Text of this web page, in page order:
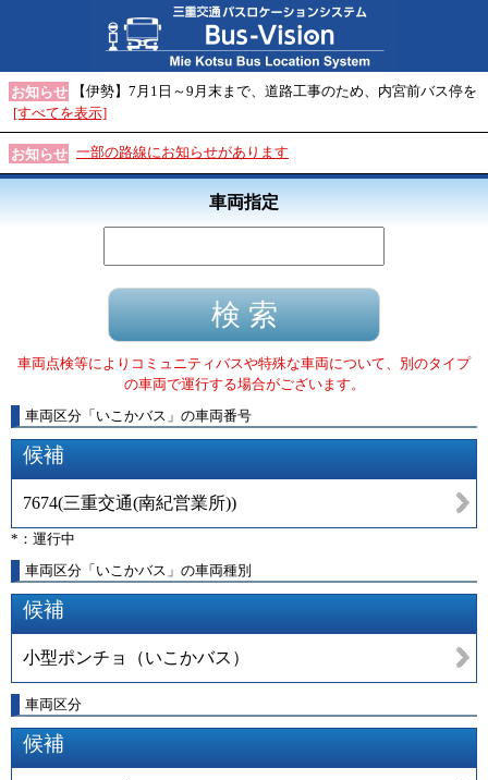
お知らせ
【伊勢】7月1日～9月末まで、道路工事のため、内宮前バス停を
[すべてを表示]
お知らせ 一部の路線にお知らせがあります
車両指定
車両点検等によりコミュニティバスや特殊な車両について、別のタイプ
の車両で運行する場合がございます。
車両区分 「 いこかバス 」 の車両番号
候補
7674(三重交通(南紀営業所))
*：運行中
車両区分「いこかバス」の車両種別
候補
小型ポンチョ（いこかバス）
車両区分
候補